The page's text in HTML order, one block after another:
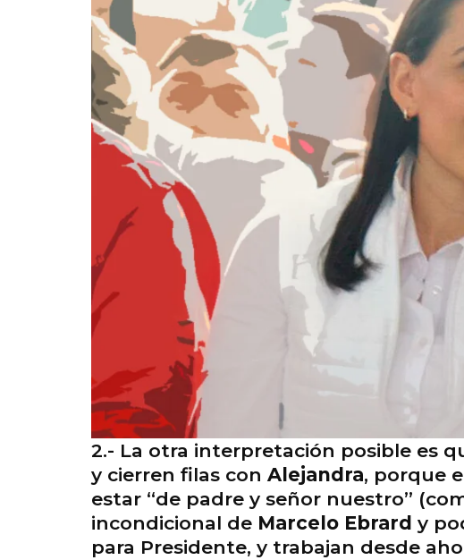
2.- La otra interpretación posible es
y cierren filas con Alejandra, porque
estar “de padre y señor nuestro”
incondicional de Marcelo Ebrard y
para Presidente, y trabajan desde